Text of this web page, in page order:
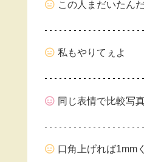
この人まだいたん
私もやりてぇよ
同じ表情で比較写
口角上げれば1mm